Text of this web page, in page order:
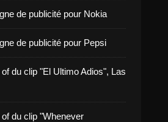
de publicité pour Nokia
de publicité pour Pepsi
du clip "El Ultimo Adios", Las
du clip "Whenever